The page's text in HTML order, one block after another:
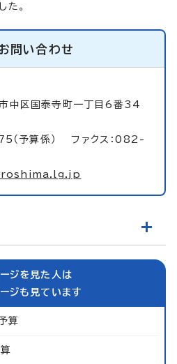
た。
問い合わせ
区国泰寺町一丁目6番34
予算係） ファクス：082-
ジを見た人は
ジも見ています
算